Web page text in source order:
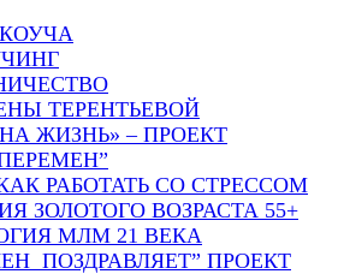
ТЕРЕНТЬЕВОЙ
ЖИЗНЬ» – ПРОЕКТ
РАБОТАТЬ СО СТРЕССОМ
ЗОЛОТОГО ВОЗРАСТА 55+
МЛМ 21 ВЕКА
ПОЗДРАВЛЯЕТ” ПРОЕКТ